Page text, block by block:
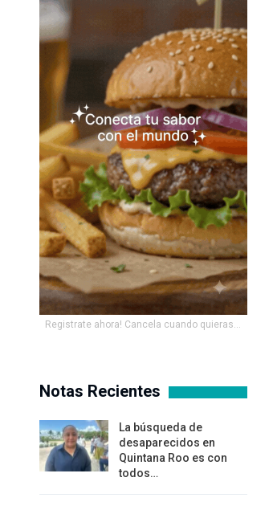
Registrate ahora! Cancela cuando quieras...
Notas Recientes
La búsqueda de
desaparecidos en
Quintana Roo es con
todos…